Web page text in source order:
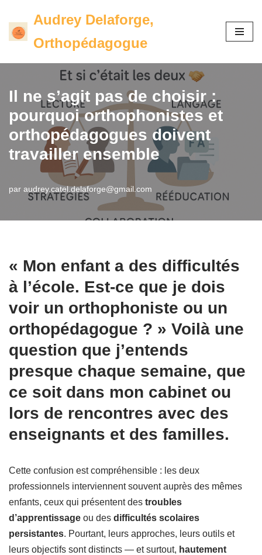
Aller
contenu
Audrey Delaforge,
Orthopédagogue
Il ne s’agit pas de choisir :
pourquoi orthophonistes et
orthopédagogues doivent
travailler ensemble
par audrey.catel.delaforge@gmail.com
« Mon enfant a des difficultés
à l’école. Est-ce que je dois
voir un orthophoniste ou un
orthopédagogue ? » Voilà une
question que j’entends
presque chaque semaine, que
ce soit dans mon cabinet ou
lors de rencontres avec des
enseignants et des familles.
Cette confusion est compréhensible : les deux
professionnels interviennent souvent auprès des mêmes
enfants, ceux qui présentent des troubles
d’apprentissage ou des difficultés scolaires
persistantes. Pourtant, leurs approches, leurs outils et
leurs objectifs sont distincts — et surtout, hautement